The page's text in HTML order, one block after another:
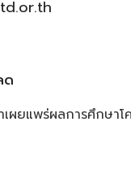
ด
เผยแพร่ผลการศึกษาโ